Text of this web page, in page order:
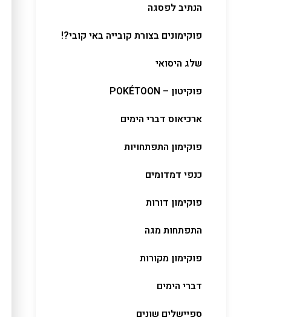
הנתיב לפסגה
פוקימונים בצורת קובייה באי קובי?!
שלג היסואי
פוקיטון – POKÉTOON
ארכיאוס דברי הימים
פוקימון התפתחויות
כנפי דמדומים
פוקימון דורות
התפתחות מגה
פוקימון מקורות
דברי הימים